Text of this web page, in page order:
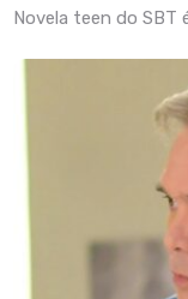
Novela teen do SBT